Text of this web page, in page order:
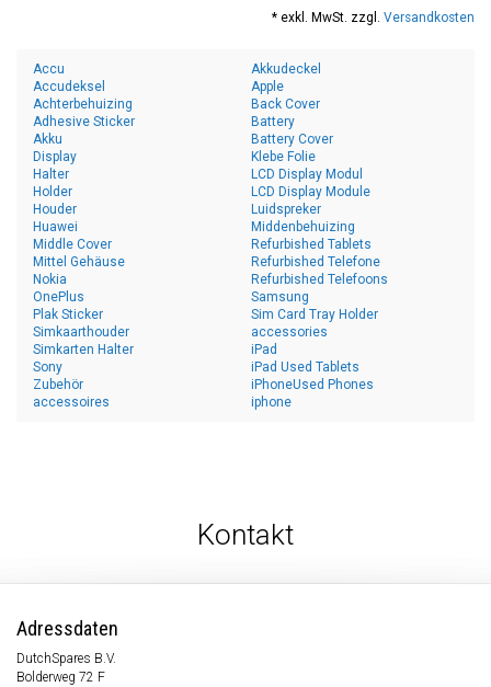
* exkl. MwSt. zzgl. Versandkosten
Accu
Accudeksel
Achterbehuizing
Adhesive Sticker
Akku
Akkudeckel
Apple
Back Cover
Battery
Battery Cover
Display
Halter
Holder
Houder
Huawei
Klebe Folie
LCD Display Modul
LCD Display Module
Luidspreker
Middenbehuizing
Middle Cover
Mittel Gehäuse
Nokia
OnePlus
Plak Sticker
Refurbished Tablets
Refurbished Telefone
Refurbished Telefoons
Samsung
Sim Card Tray Holder
Simkaarthouder
Simkarten Halter
Sony
Zubehör
accessoires
accessories
iPad
iPad Used Tablets
iPhoneUsed Phones
iphone
Kontakt
Adressdaten
DutchSpares B.V.
Bolderweg 72 F